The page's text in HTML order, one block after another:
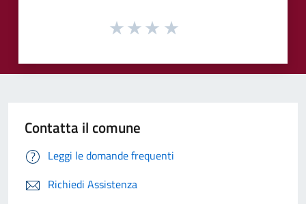
Contatta il comune
Leggi le domande frequenti
Richiedi Assistenza